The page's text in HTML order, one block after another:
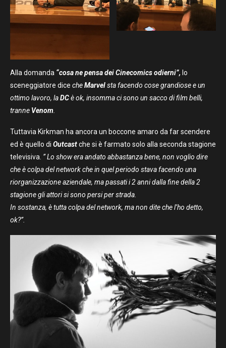
Alla domanda “cosa ne pensa dei Cinecomics odierni”, lo
sceneggiatore dice cheMarvelsta facendo cose grandiose e un
ottimo lavoro, laDCè ok, insomma ci sono un sacco di film belli,
tranne Venom.
Tuttavia Kirkman ha ancora un boccone amaro da far scendere
ed è quello di Outcastche si è farmato solo alla seconda stagione
televisiva. ” Lo show era andato abbastanza bene, non voglio dire
che è colpa del network che in quel periodo stava facendo una
riorganizzazione aziendale, ma passati i 2 anni dalla fine della 2
stagione gli attori si sono persi per strada.
In sostanza, è tutta colpa del network, ma non dite che l’ho detto,
ok?”.